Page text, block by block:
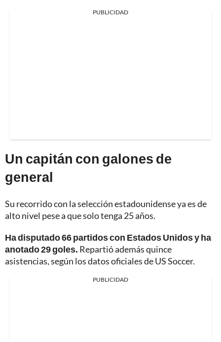
PUBLICIDAD
Un capitán con galones de
general
Su recorrido con la selección estadounidense ya es de
alto nivel pese a que solo tenga 25 años.
Ha disputado 66 partidos con Estados Unidos y ha
anotado 29 goles. Repartió además quince
asistencias, según los datos oficiales de US Soccer.
PUBLICIDAD